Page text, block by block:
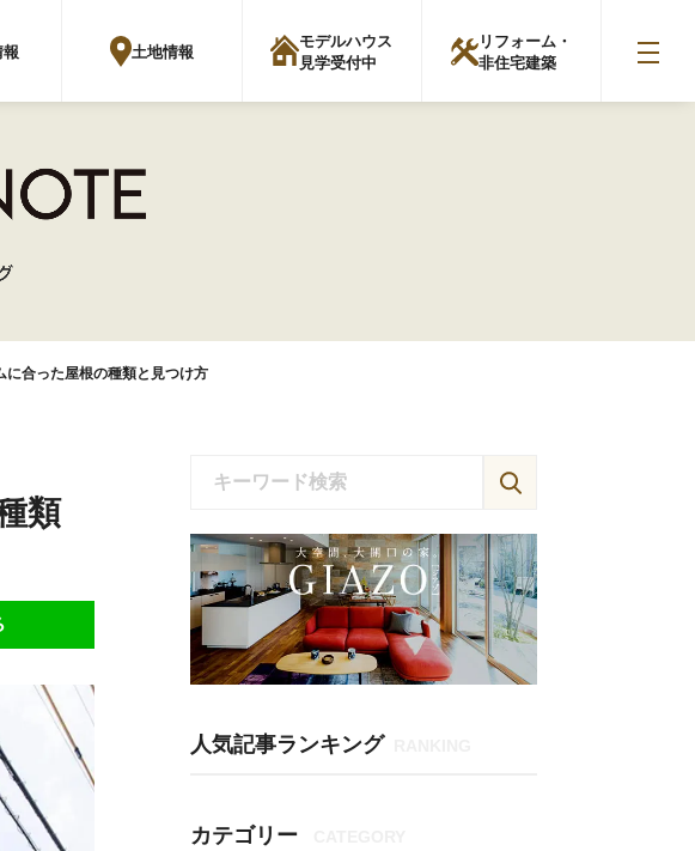
土地情報
モデルハウス
見学受付中
リフォーム・
非住宅建築
合った屋根の種類と見つけ方
類
人気記事ランキング
カテゴリー